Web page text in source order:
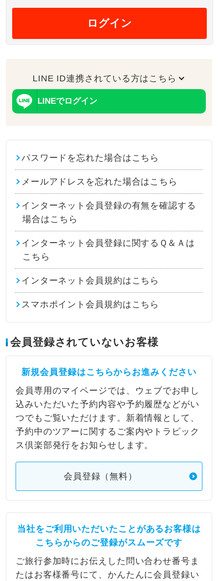
ログイン
LINE ID連携されている方はこちら
LINEでログイン
パスワードを忘れた場合はこちら
メールアドレスを忘れた場合はこちら
インターネット会員登録の有無を確認する
場合はこちら
インターネット会員登録に関するＱ＆Ａは
こちら
インターネット会員規約はこちら
スマホポイント会員規約はこちら
会員登録されていないお客様
新規会員登録はこちらからお進みください
会員専用のマイページでは、ウェブでお申し
込みいただいた予約内容や予約履歴などがい
つでもご覧いただけます。新着情報として、
予約中のツアーに関するご案内やトラピック
ス倶楽部発行をお知らせします。
会員登録（無料）
当社をご利用いただいたことがあるお客様は
こちらからのご登録がスムーズです
ご旅行参加時にお伝えした問い合わせ番号ま
たはお客様番号にて、かんたんに会員登録い